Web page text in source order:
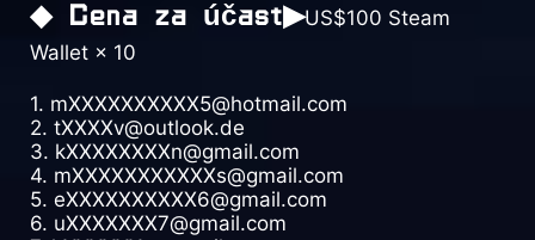
◆ Cena za účast▶US$100 Steam
Wallet × 10
1. mXXXXXXXXXX5@hotmail.com
2. tXXXXv@outlook.de
3. kXXXXXXXXn@gmail.com
4. mXXXXXXXXXXXs@gmail.com
5. eXXXXXXXXXX6@gmail.com
6. uXXXXXXX7@gmail.com